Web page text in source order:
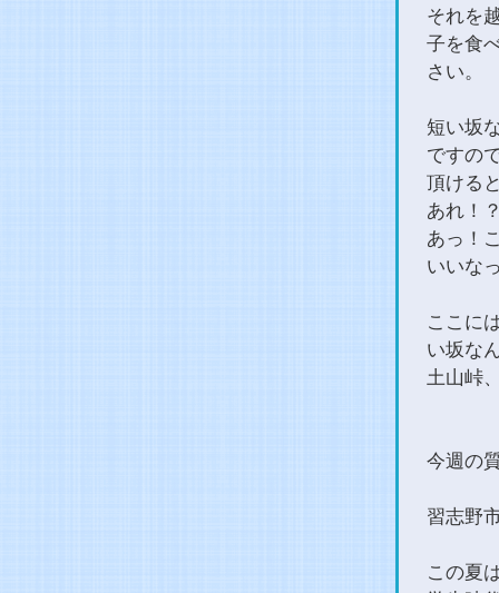
それを
子を食
さい。
短い坂
ですの
頂ける
あれ！
あっ！
いいな
ここに
い坂な
土山峠
今週の
習志野
この夏